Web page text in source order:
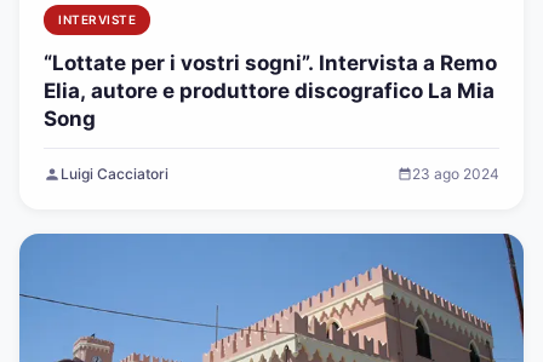
INTERVISTE
“Lottate per i vostri sogni”. Intervista a Remo
Elia, autore e produttore discografico La Mia
Song
Luigi Cacciatori 23 ago 2024